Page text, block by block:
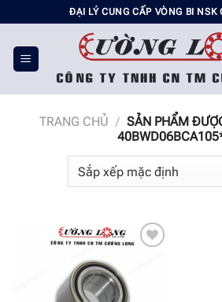
đến
nội
dung
ĐẠI LÝ CUNG CẤP VÒNG BI NSK
TRANG CHỦ / SẢN PHẨM
wishlist